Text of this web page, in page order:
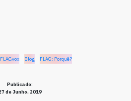
Blog FLAG: Porquê?
Publicado:
de Junho, 2019